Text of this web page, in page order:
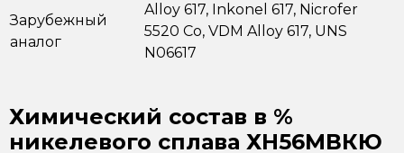
Зарубежный
аналог
Alloy 617, Inkonel 617, Nicrofer
5520 Co, VDM Alloy 617, UNS
N06617
Химический состав в %
никелевого сплава ХН56МВКЮ